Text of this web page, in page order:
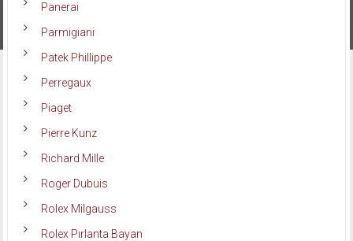
Panerai
Parmigiani
Patek Phillippe
Perregaux
Piaget
Pierre Kunz
Richard Mille
Roger Dubuis
Rolex Milgauss
Rolex Pırlanta Bayan